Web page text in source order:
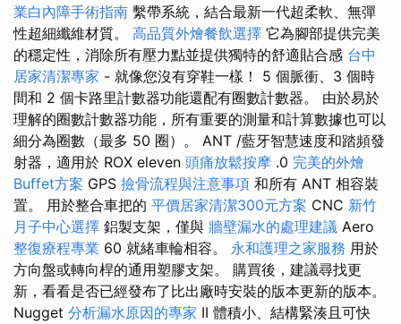
業白內障手術指南 繫帶系統，結合最新一代超柔軟、無彈
性超細纖維材質。 高品質外燴餐飲選擇 它為腳部提供完美
的穩定性，消除所有壓力點並提供獨特的舒適貼合感 台中
居家清潔專家 - 就像您沒有穿鞋一樣！ 5 個脈衝、3 個時
間和 2 個卡路里計數器功能還配有圈數計數器。 由於易於
理解的圈數計數器功能，所有重要的測量和計算數據也可以
細分為圈數（最多 50 圈）。 ANT /藍牙智慧速度和踏頻發
射器，適用於 ROX eleven 頭痛放鬆按摩 .0 完美的外燴
Buffet方案 GPS 撿骨流程與注意事項 和所有 ANT 相容裝
置。 用於整合車把的 平價居家清潔300元方案 CNC 新竹
月子中心選擇 鋁製支架，僅與 牆壁漏水的處理建議 Aero
整復療程專業 60 就緒車輪相容。 永和護理之家服務 用於
方向盤或轉向桿的通用塑膠支架。 購買後，建議尋找更
新，看看是否已經發布了比出廠時安裝的版本更新的版本。
Nugget 分析漏水原因的專家 II 體積小、結構緊湊且可快